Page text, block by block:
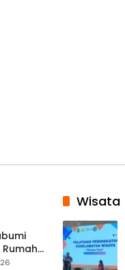
Akik
Wisata